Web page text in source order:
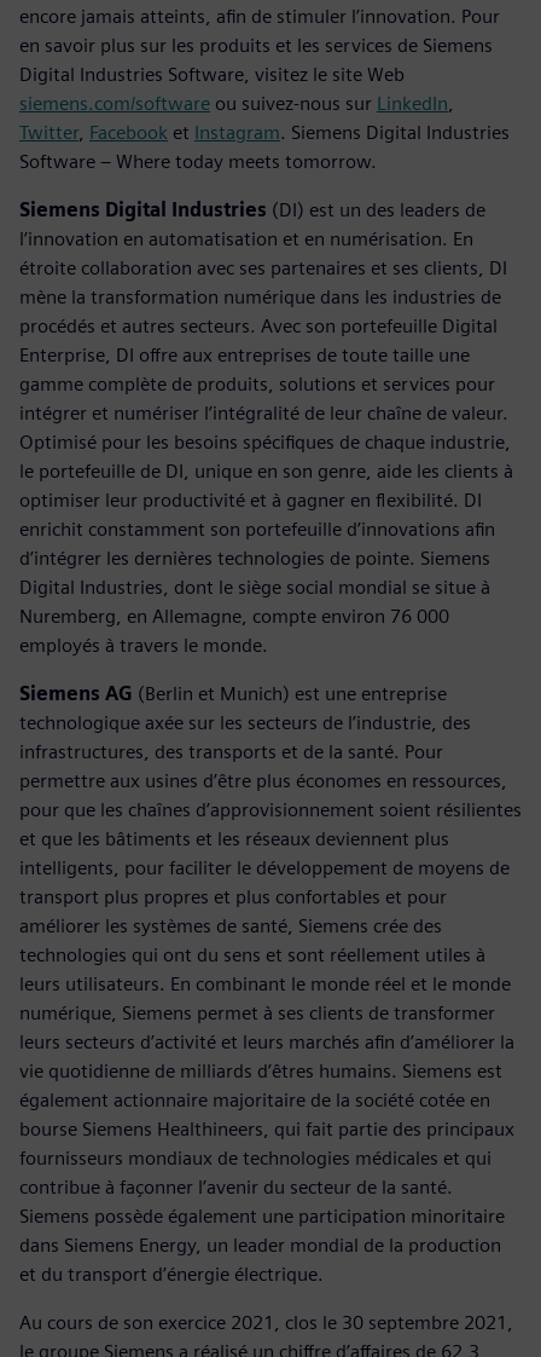
encore jamais atteints, afin de stimuler l’innovation. Pour
en savoir plus sur les produits et les services de Siemens
Digital Industries Software, visitez le site Web
siemens.com/software ou suivez-nous sur LinkedIn
Twitter, Facebook et Instagram. Siemens Digital Industries
Software – Where today meets tomorrow.
Siemens Digital Industries (DI) est un des leaders de
l’innovation en automatisation et en numérisation. En
étroite collaboration avec ses partenaires et ses clients, DI
mène la transformation numérique dans les industries de
procédés et autres secteurs. Avec son portefeuille Digital
Enterprise, DI offre aux entreprises de toute taille une
gamme complète de produits, solutions et services pour
intégrer et numériser l’intégralité de leur chaîne de valeur.
Optimisé pour les besoins spécifiques de chaque industrie,
le portefeuille de DI, unique en son genre, aide les clients à
optimiser leur productivité et à gagner en flexibilité. DI
enrichit constamment son portefeuille d’innovations afin
d’intégrer les dernières technologies de pointe. Siemens
Digital Industries, dont le siège social mondial se situe à
Nuremberg, en Allemagne, compte environ 76 000
employés à travers le monde.
Siemens AG (Berlin et Munich) est une entreprise
technologique axée sur les secteurs de l’industrie, des
infrastructures, des transports et de la santé. Pour
permettre aux usines d’être plus économes en ressources,
pour que les chaînes d’approvisionnement soient résilientes
et que les bâtiments et les réseaux deviennent plus
intelligents, pour faciliter le développement de moyens de
transport plus propres et plus confortables et pour
améliorer les systèmes de santé, Siemens crée des
technologies qui ont du sens et sont réellement utiles à
leurs utilisateurs. En combinant le monde réel et le monde
numérique, Siemens permet à ses clients de transformer
leurs secteurs d’activité et leurs marchés afin d’améliorer la
vie quotidienne de milliards d’êtres humains. Siemens est
également actionnaire majoritaire de la société cotée en
bourse Siemens Healthineers, qui fait partie des principaux
fournisseurs mondiaux de technologies médicales et qui
contribue à façonner l’avenir du secteur de la santé.
Siemens possède également une participation minoritaire
dans Siemens Energy, un leader mondial de la production
et du transport d’énergie électrique.
Au cours de son exercice 2021, clos le 30 septembre 2021,
le groupe Siemens a réalisé un chiffre d’affaires de 62,3